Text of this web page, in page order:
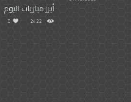
أبرز مباريات اليوم
2422
0